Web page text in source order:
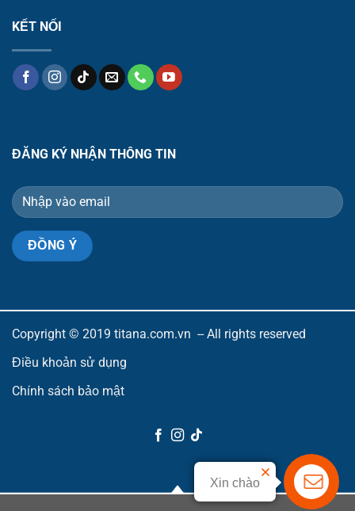
Xin chào
KẾT NỐI
ĐĂNG KÝ NHẬN THÔNG TIN
Copyright © 2019 titana.com.vn -- All rights reserved
Điều khoản sử dụng
Chính sách bảo mật